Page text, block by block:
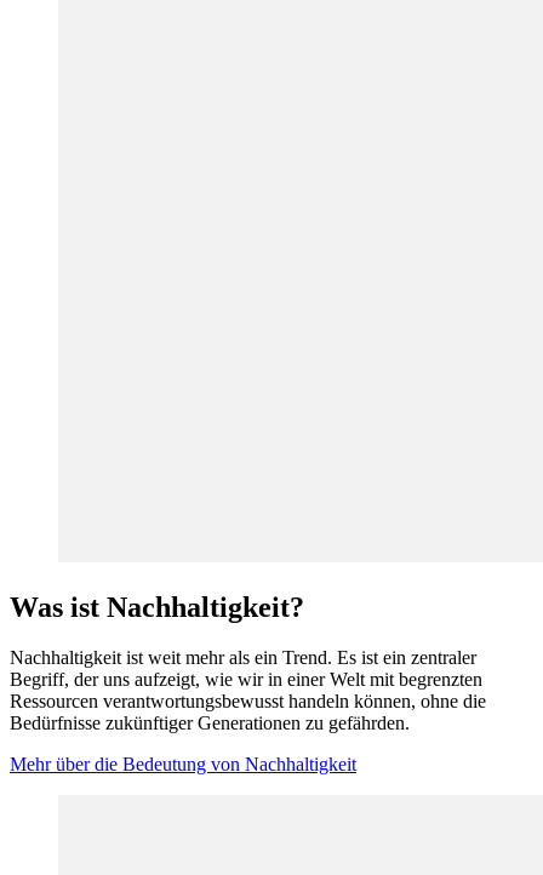
Was ist Nachhaltigkeit?
Nachhaltigkeit ist weit mehr als ein Trend. Es ist ein zentraler
Begriff, der uns aufzeigt, wie wir in einer Welt mit begrenzten
Ressourcen verantwortungsbewusst handeln können, ohne die
Bedürfnisse zukünftiger Generationen zu gefährden.
Mehr über die Bedeutung von Nachhaltigkeit